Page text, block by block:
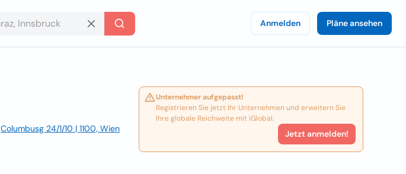
Anmelden Pläne ansehen
Columbusg 24/1/10 | 1100, Wien
Unternehmer aufgepasst!
Registrieren Sie jetzt Ihr Unternehmen und erweitern Sie
Ihre globale Reichweite mit iGlobal.
Jetzt anmelden!